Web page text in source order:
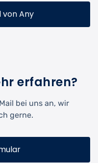
Any
erfahren?
bei uns an, wir
gerne.